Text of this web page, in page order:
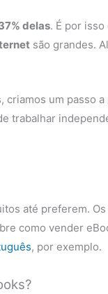
delas. É por
são grandes.
um passo
trabalhar
até preferem.
como vender
, por exemplo.